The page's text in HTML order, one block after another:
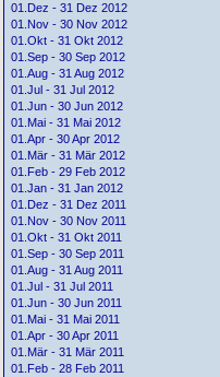
01.Dez - 31 Dez 2012
01.Nov - 30 Nov 2012
01.Okt - 31 Okt 2012
01.Sep - 30 Sep 2012
01.Aug - 31 Aug 2012
01.Jul - 31 Jul 2012
01.Jun - 30 Jun 2012
01.Mai - 31 Mai 2012
01.Apr - 30 Apr 2012
01.Mär - 31 Mär 2012
01.Feb - 29 Feb 2012
01.Jan - 31 Jan 2012
01.Dez - 31 Dez 2011
01.Nov - 30 Nov 2011
01.Okt - 31 Okt 2011
01.Sep - 30 Sep 2011
01.Aug - 31 Aug 2011
01.Jul - 31 Jul 2011
01.Jun - 30 Jun 2011
01.Mai - 31 Mai 2011
01.Apr - 30 Apr 2011
01.Mär - 31 Mär 2011
01.Feb - 28 Feb 2011